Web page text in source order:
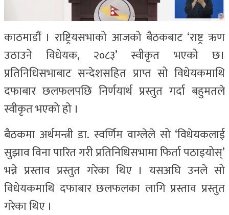
काठमाडौं । राष्ट्रियसभाको आजको बैठकबाट ‘राष्ट्र ऋण
उठाउने विधेयक, २०८३’ स्वीकृत भएको छ।
प्रतिनिधिसभाबाट सन्देशसहित प्राप्त सो विधेयकमाथि
दफाबार छलफलपछि निर्णयार्थ प्रस्तुत गर्दा बहुमतले
स्वीकृत भएको हो ।
बैठकमा अर्थमन्त्री डा. स्वर्णिम वाग्लेले सो ‘विधेयकलाई
सुझाव विना पारित गरी प्रतिनिधिसभामा फिर्ता पठाइयोस्’
भन्ने प्रस्ताव प्रस्तुत गरेका थिए । यसअघि उनले सो
विधेयकमाथि दफाबार छलफलका लागि प्रस्ताव प्रस्तुत
गरेका थिए ।